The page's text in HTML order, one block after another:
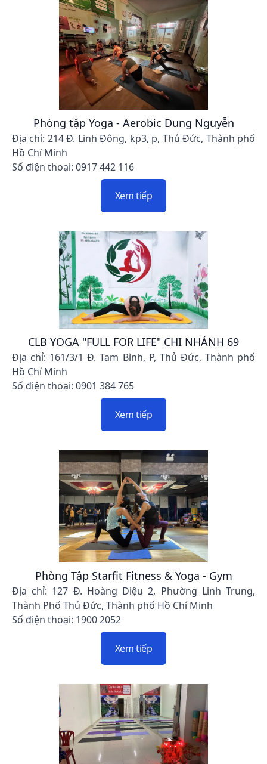
Phòng tập Yoga - Aerobic Dung Nguyễn
Địa chỉ: 214 Đ. Linh Đông, kp3, p, Thủ Đức, Thành phố
Hồ Chí Minh
Số điện thoại: 0917 442 116
Xem tiếp
CLB YOGA "FULL FOR LIFE" CHI NHÁNH 69
Địa chỉ: 161/3/1 Đ. Tam Bình, P, Thủ Đức, Thành phố
Hồ Chí Minh
Số điện thoại: 0901 384 765
Xem tiếp
Phòng Tập Starfit Fitness & Yoga - Gym
Địa chỉ: 127 Đ. Hoàng Diệu 2, Phường Linh Trung,
Thành Phố Thủ Đức, Thành phố Hồ Chí Minh
Số điện thoại: 1900 2052
Xem tiếp